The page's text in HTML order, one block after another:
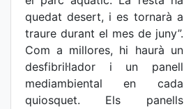
quedat desert, i es tornarà a
traure durant el mes de juny”.
Com a millores, hi haurà un
desfibril·lador i un panell
mediambiental en cada
quiosquet. Els panells